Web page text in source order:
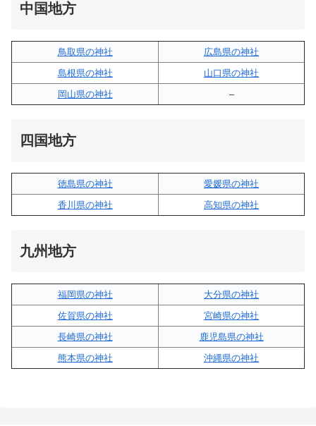
中国地方
鳥取県の神社
広島県の神社
島根県の神社
山口県の神社
岡山県の神社
–
四国地方
徳島県の神社
愛媛県の神社
香川県の神社
高知県の神社
九州地方
福岡県の神社
大分県の神社
佐賀県の神社
宮崎県の神社
長崎県の神社
鹿児島県の神社
熊本県の神社
沖縄県の神社